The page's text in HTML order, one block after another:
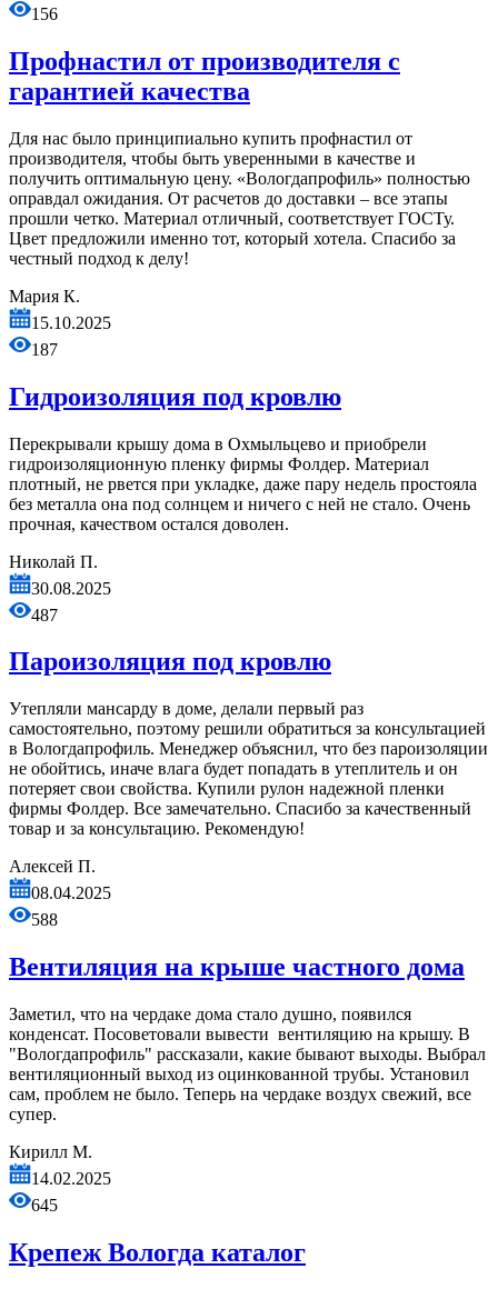
156
Профнастил от производителя с
гарантией качества
Для нас было принципиально купить профнастил от
производителя, чтобы быть уверенными в качестве и
получить оптимальную цену. «Вологдапрофиль» полностью
оправдал ожидания. От расчетов до доставки – все этапы
прошли четко. Материал отличный, соответствует ГОСТу.
Цвет предложили именно тот, который хотела. Спасибо за
честный подход к делу!
Мария К.
15.10.2025
187
Гидроизоляция под кровлю
Перекрывали крышу дома в Охмыльцево и приобрели
гидроизоляционную пленку фирмы Фолдер. Материал
плотный, не рвется при укладке, даже пару недель простояла
без металла она под солнцем и ничего с ней не стало. Очень
прочная, качеством остался доволен.
Николай П.
30.08.2025
487
Пароизоляция под кровлю
Утепляли мансарду в доме, делали первый раз
самостоятельно, поэтому решили обратиться за консультацией
в Вологдапрофиль. Менеджер объяснил, что без пароизоляции
не обойтись, иначе влага будет попадать в утеплитель и он
потеряет свои свойства. Купили рулон надежной пленки
фирмы Фолдер. Все замечательно. Спасибо за качественный
товар и за консультацию. Рекомендую!
Алексей П.
08.04.2025
588
Вентиляция на крыше частного дома
Заметил, что на чердаке дома стало душно, появился
конденсат. Посоветовали вывести вентиляцию на крышу. В
"Вологдапрофиль" рассказали, какие бывают выходы. Выбрал
вентиляционный выход из оцинкованной трубы. Установил
сам, проблем не было. Теперь на чердаке воздух свежий, все
супер.
Кирилл М.
14.02.2025
645
Крепеж Вологда каталог